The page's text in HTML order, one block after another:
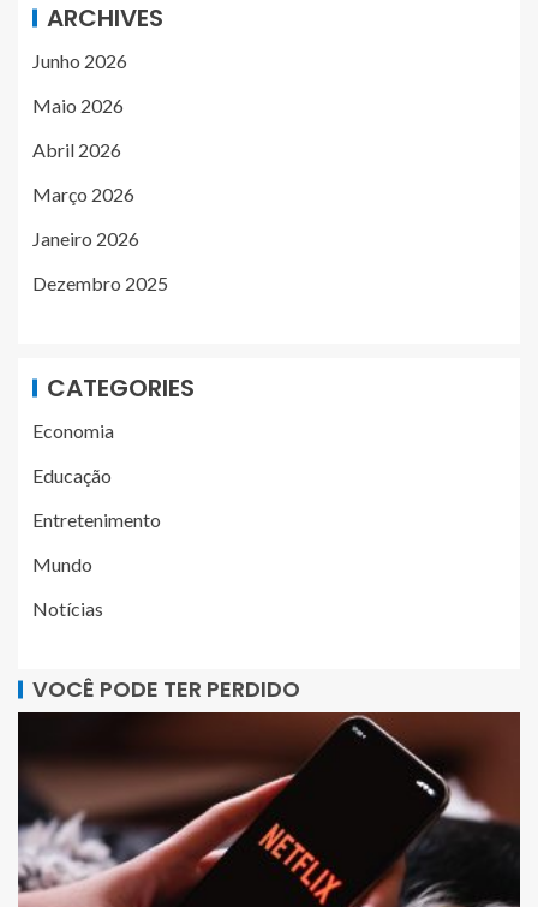
ARCHIVES
Junho 2026
Maio 2026
Abril 2026
Março 2026
Janeiro 2026
Dezembro 2025
CATEGORIES
Economia
Educação
Entretenimento
Mundo
Notícias
VOCÊ PODE TER PERDIDO